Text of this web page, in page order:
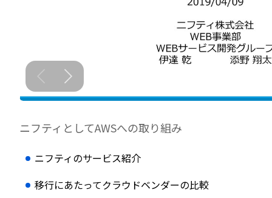
ニフティとしてAWSへの取り組み
ニフティのサービス紹介
移行にあたってクラウドベンダーの比較